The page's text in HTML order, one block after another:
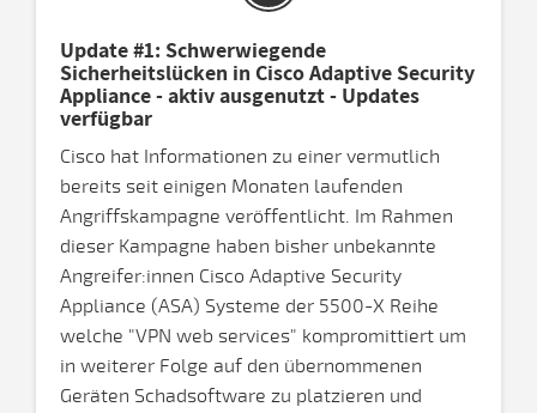
Update #1: Schwerwiegende
Sicherheitslücken in Cisco Adaptive Security
Appliance - aktiv ausgenutzt - Updates
verfügbar
Cisco hat Informationen zu einer vermutlich
bereits seit einigen Monaten laufenden
Angriffskampagne veröffentlicht. Im Rahmen
dieser Kampagne haben bisher unbekannte
Angreifer:innen Cisco Adaptive Security
Appliance (ASA) Systeme der 5500-X Reihe
welche "VPN web services" kompromittiert um
in weiterer Folge auf den übernommenen
Geräten Schadsoftware zu platzieren und